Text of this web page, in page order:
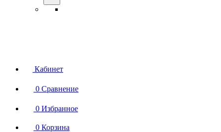
Кабинет
0 Сравнение
0 Избранное
0 Корзина